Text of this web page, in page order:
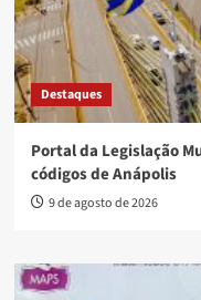
Destaques
Portal da Legislação
códigos de Anápolis
9 de agosto de 2026